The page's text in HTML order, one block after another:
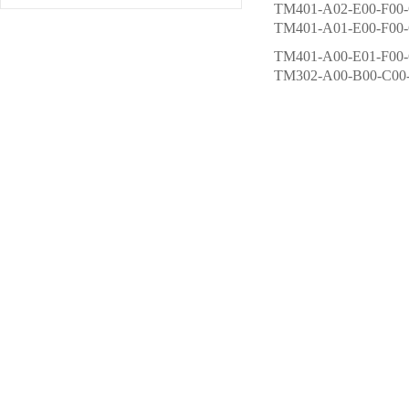
TM401-A02-E00-
TM401-A01-E00-
TM401-A00-E01-
TM302-A00-B00-